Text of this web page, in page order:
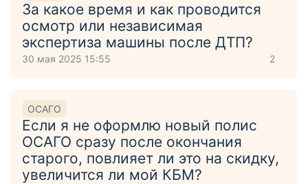
За какое время и как проводится
осмотр или независимая
экспертиза машины после ДТП?
30 мая 2025 15:55 2
ОСАГО
Если я не оформлю новый полис
ОСАГО сразу после окончания
старого, повлияет ли это на скидку,
увеличится ли мой КБМ?